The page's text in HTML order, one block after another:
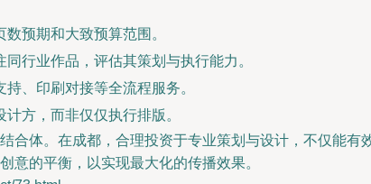
预期和大致预算范围。
行业作品，评估其策划与执行能力。
、印刷对接等全流程服务。
方，而非仅仅执行排版。
合体。在成都，合理投资于专业策划与设计，不仅能
意的平衡，以实现最大化的传播效果。